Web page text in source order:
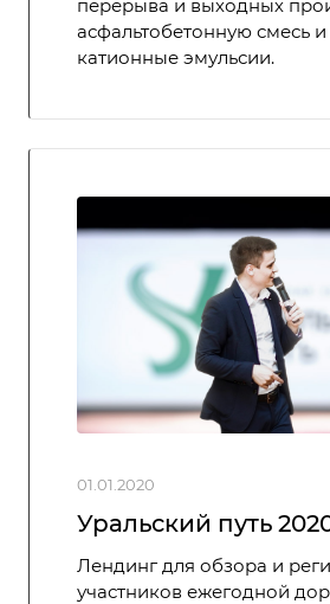
перерыва и выходных
асфальтобетонную смесь
катионные эмульсии.
01.01.2020
Уральский путь
Лендинг для обзора и
участников ежегодной